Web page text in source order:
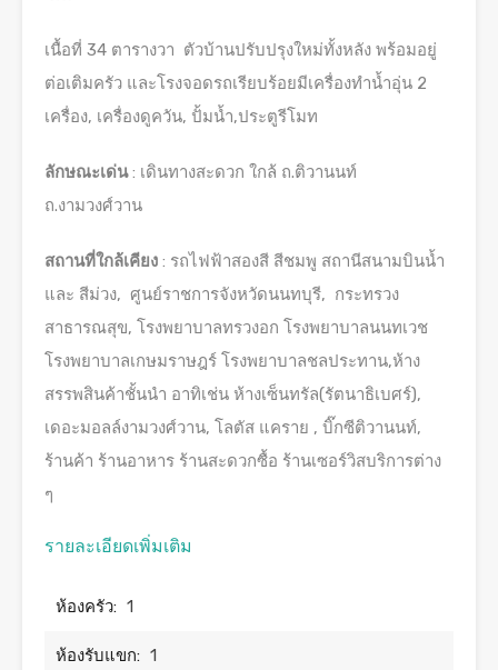
เนื้อที่ 34 ตารางวา ตัวบ้านปรับปรุงใหม่ทั้งหลัง พร้อมอยู่
ต่อเติมครัว และโรงจอดรถเรียบร้อยมีเครื่องทำน้ำอุ่น 2
เครื่อง, เครื่องดูควัน, ปั้มน้ำ,ประตูรีโมท
ลักษณะเด่น: เดินทางสะดวก ใกล้ ถ.ติวานนท์
ถ.งามวงศ์วาน
สถานที่ใกล้เคียง : รถไฟฟ้าสองสี สีชมพู สถานีสนามบินน้ำ
และ สีม่วง, ศูนย์ราชการจังหวัดนนทบุรี, กระทรวง
สาธารณสุข, โรงพยาบาลทรวงอก โรงพยาบาลนนทเวช
โรงพยาบาลเกษมราษฎร์ โรงพยาบาลชลประทาน,ห้าง
สรรพสินค้าชั้นนำ อาทิเช่น ห้างเซ็นทรัล(รัตนาธิเบศร์),
เดอะมอลล์งามวงศ์วาน, โลตัส แคราย , บิ๊กซีติวานนท์,
ร้านค้า ร้านอาหาร ร้านสะดวกซื้อ ร้านเซอร์วิสบริการต่าง
ๆ
รายละเอียดเพิ่มเติม
ห้องครัว: 1
ห้องรับแขก: 1